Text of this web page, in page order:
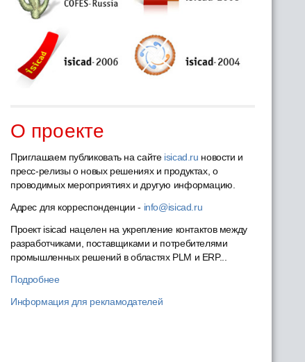
О проекте
Приглашаем публиковать на сайте isicad.ru новости и
пресс-релизы о новых решениях и продуктах, о
проводимых мероприятиях и другую информацию.
Адрес для корреспонденции - info@isicad.ru
Проект isicad нацелен на укрепление контактов между
разработчиками, поставщиками и потребителями
промышленных решений в областях PLM и ERP...
Подробнее
Информация для рекламодателей